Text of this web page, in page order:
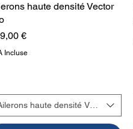
Aperçu rapide
haute densité Vector
€
Incluse
haute densité Vector Pro